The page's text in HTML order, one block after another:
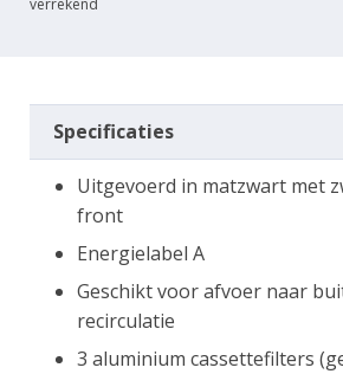
verrekend
Specificaties
Uitgevoerd in matzwart met
front
Energielabel A
Geschikt voor afvoer naar
recirculatie
3 aluminium cassettefilters